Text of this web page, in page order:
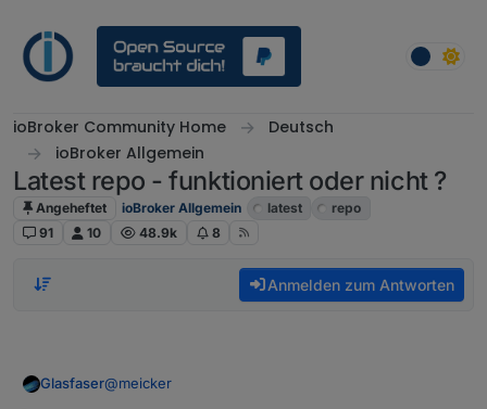
ioBroker Community Home
Deutsch
ioBroker Allgemein
Latest repo - funktioniert oder nicht ?
Angeheftet ioBroker Allgemein latest
repo
91
10 48.9k 8
Anmelden zum Antworten
Glasfaser@meicker